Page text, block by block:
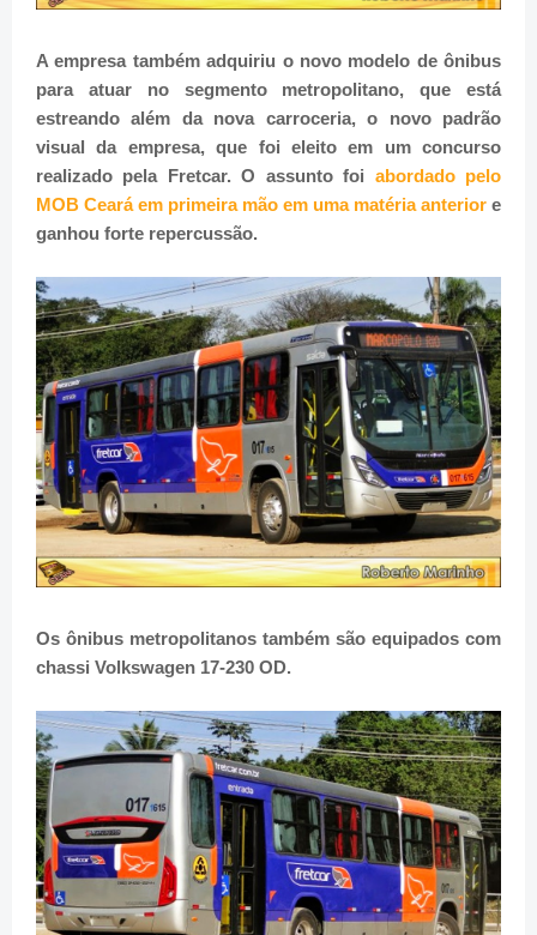
A empresa também adquiriu o novo modelo de ônibus
para atuar no segmento metropolitano, que está
estreando além da nova carroceria, o novo padrão
visual da empresa, que foi eleito em um concurso
realizado pela Fretcar. O assunto foi abordado pelo
MOB Ceará em primeira mão em uma matéria anterior e
ganhou forte repercussão.
Os ônibus metropolitanos também são equipados com
chassi Volkswagen 17-230 OD.